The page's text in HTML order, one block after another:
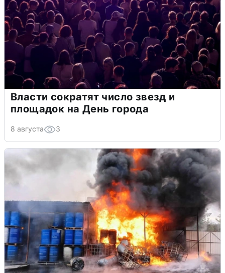
Власти сократят число звезд и
площадок на День города
8 августа 3